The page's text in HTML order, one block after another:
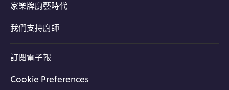
家樂牌廚藝時代
我們支持廚師
訂閱電子報
Cookie Preferences